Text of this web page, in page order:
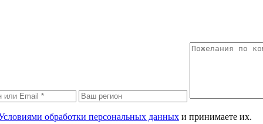
обработки персональных данных и принимаете их.